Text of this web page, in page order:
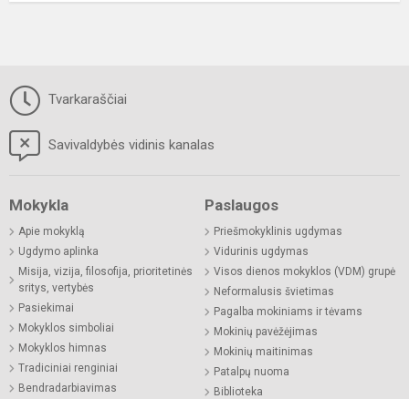
Tvarkaraščiai
Savivaldybės vidinis kanalas
Mokykla
Apie mokyklą
Ugdymo aplinka
Misija, vizija, filosofija, prioritetinės
sritys, vertybės
Pasiekimai
Mokyklos simboliai
Mokyklos himnas
Tradiciniai renginiai
Bendradarbiavimas
Paslaugos
Priešmokyklinis ugdymas
Vidurinis ugdymas
Visos dienos mokyklos (VDM) grupė
Neformalusis švietimas
Pagalba mokiniams ir tėvams
Mokinių pavėžėjimas
Mokinių maitinimas
Patalpų nuoma
Biblioteka